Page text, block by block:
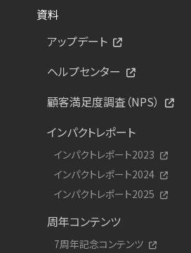
資料
アップデート
ヘルプセンター
顧客満足度調査（NPS）
インパクトレポート
インパクトレポート2023
インパクトレポート2024
インパクトレポート2025
周年コンテンツ
7周年記念コンテンツ